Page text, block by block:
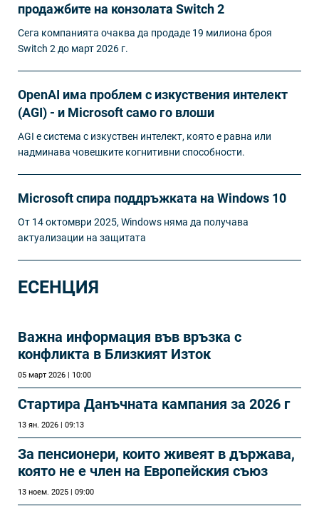
продажбите на конзолата Switch 2
Сега компанията очаква да продаде 19 милиона броя
Switch 2 до март 2026 г.
OpenAI има проблем с изкуствения интелект
(AGI) - и Microsoft само го влоши
AGI е система с изкуствен интелект, която е равна или
надминава човешките когнитивни способности.
Microsoft спира поддръжката на Windows 10
От 14 октомври 2025, Windows няма да получава
актуализации на защитата
ЕСЕНЦИЯ
Важна информация във връзка с
конфликта в Близкият Изток
05 март 2026 | 10:00
Стартира Данъчната кампания за 2026 г
13 ян. 2026 | 09:13
За пенсионери, които живеят в държава,
която не е член на Европейския съюз
13 ноем. 2025 | 09:00